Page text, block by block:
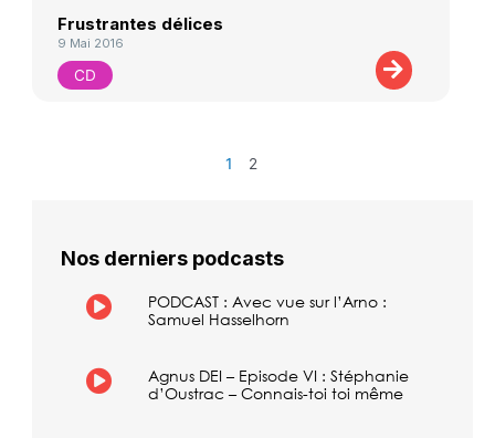
Frustrantes délices
9 Mai 2016
CD
1 2
Nos derniers podcasts
PODCAST : Avec vue sur l’Arno :
Samuel Hasselhorn
Agnus DEI – Episode VI : Stéphanie
d’Oustrac – Connais-toi toi même